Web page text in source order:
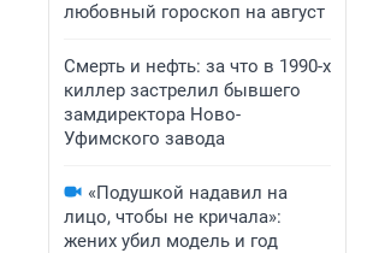
любовный гороскоп на август
Смерть и нефть: за что в 1990-х
киллер застрелил бывшего
замдиректора Ново-
Уфимского завода
«Подушкой надавил на
лицо, чтобы не кричала»:
жених убил модель и год